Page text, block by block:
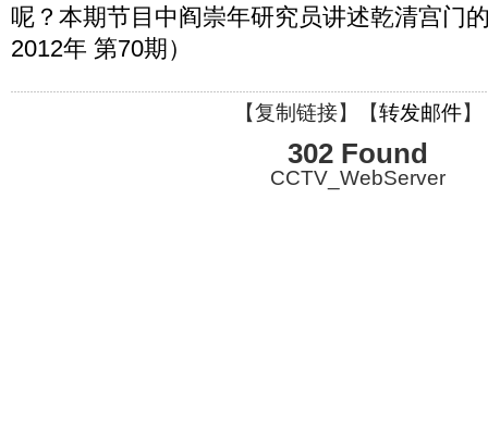
呢？本期节目中阎崇年研究员讲述乾清宫门
2012年 第70期）
【复制链接】【转发邮件】
302 Found
CCTV_WebServer